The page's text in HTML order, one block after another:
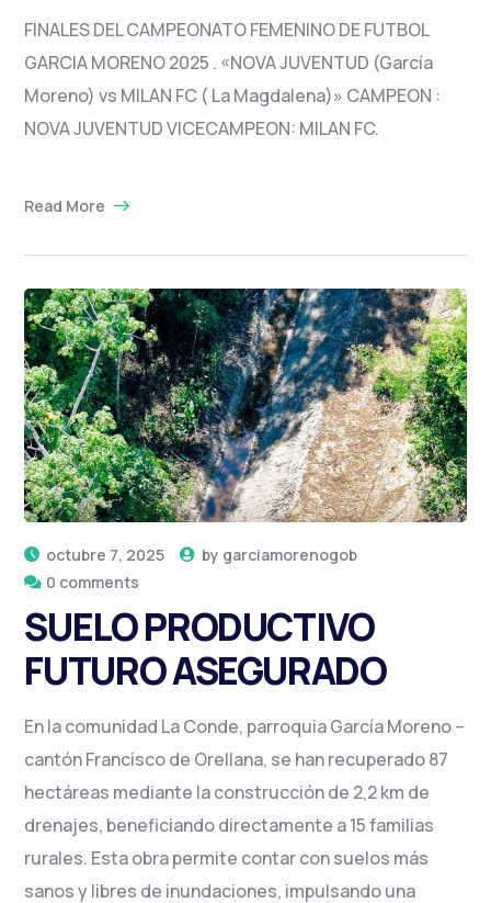
FINALES DEL CAMPEONATO FEMENINO DE FUTBOL
GARCIA MORENO 2025 . «NOVA JUVENTUD (García
Moreno) vs MILAN FC ( La Magdalena)» CAMPEON :
NOVA JUVENTUD VICECAMPEON: MILAN FC.
Read More
octubre 7, 2025 by garciamorenogob
0 comments
SUELO PRODUCTIVO
FUTURO ASEGURADO
En la comunidad La Conde, parroquia García Moreno –
cantón Francisco de Orellana, se han recuperado 87
hectáreas mediante la construcción de 2,2 km de
drenajes, beneficiando directamente a 15 familias
rurales. Esta obra permite contar con suelos más
sanos y libres de inundaciones, impulsando una